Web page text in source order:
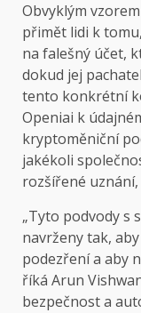
Obvyklým
přimět lidi k
na falešný účet,
dokud jej
tento konkrétní
Openiai k
kryptoměniční
jakékoli
rozšířené
„Tyto podvody s
navrženy tak,
podezření a aby
říká Arun
bezpečnost a